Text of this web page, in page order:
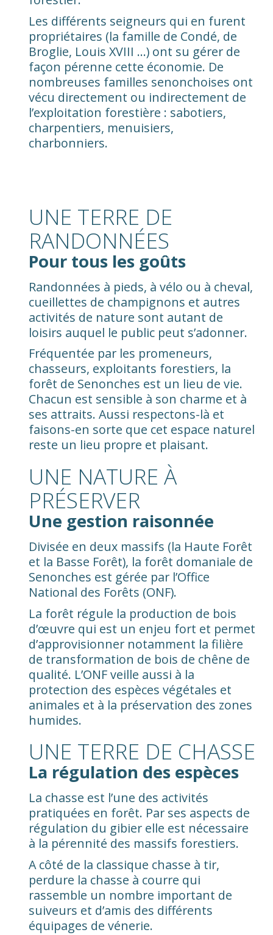
Les différents seigneurs qui en furent
propriétaires (la famille de Condé, de
Broglie, Louis XVIII …) ont su gérer de
façon pérenne cette économie. De
nombreuses familles senonchoises ont
vécu directement ou indirectement de
l’exploitation forestière : sabotiers,
charpentiers, menuisiers,
charbonniers.
UNE TERRE DE
RANDONNÉES
Pour tous les goûts
Randonnées à pieds, à vélo ou à cheval,
cueillettes de champignons et autres
activités de nature sont autant de
loisirs auquel le public peut s’adonner.
Fréquentée par les promeneurs,
chasseurs, exploitants forestiers, la
forêt de Senonches est un lieu de vie.
Chacun est sensible à son charme et à
ses attraits. Aussi respectons-là et
faisons-en sorte que cet espace naturel
reste un lieu propre et plaisant.
UNE NATURE À
PRÉSERVER
Une gestion raisonnée
Divisée en deux massifs (la Haute Forêt
et la Basse Forêt), la forêt domaniale de
Senonches est gérée par l’Office
National des Forêts (ONF).
La forêt régule la production de bois
d’œuvre qui est un enjeu fort et permet
d’approvisionner notamment la filière
de transformation de bois de chêne de
qualité. L’ONF veille aussi à la
protection des espèces végétales et
animales et à la préservation des zones
humides.
UNE TERRE DE CHASSE
La régulation des espèces
La chasse est l’une des activités
pratiquées en forêt. Par ses aspects de
régulation du gibier elle est nécessaire
à la pérennité des massifs forestiers.
A côté de la classique chasse à tir,
perdure la chasse à courre qui
rassemble un nombre important de
suiveurs et d’amis des différents
équipages de vénerie.